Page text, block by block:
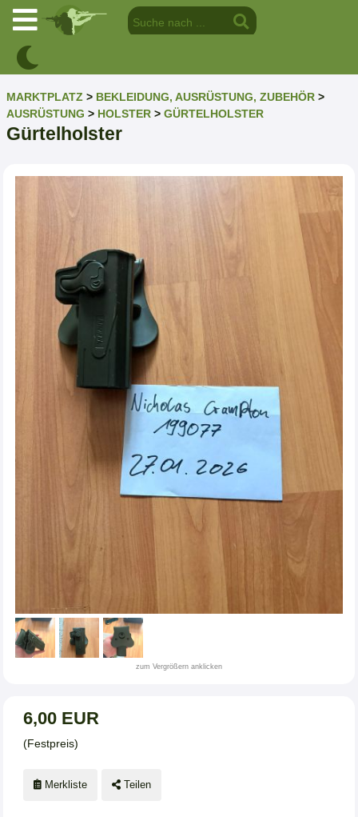
MARKTPLATZ > BEKLEIDUNG, AUSRÜSTUNG, ZUBEHÖR >
AUSRÜSTUNG > HOLSTER > GÜRTELHOLSTER
Gürtelholster
zum Vergrößern anklicken
6,00 EUR
(Festpreis)
Merkliste Teilen